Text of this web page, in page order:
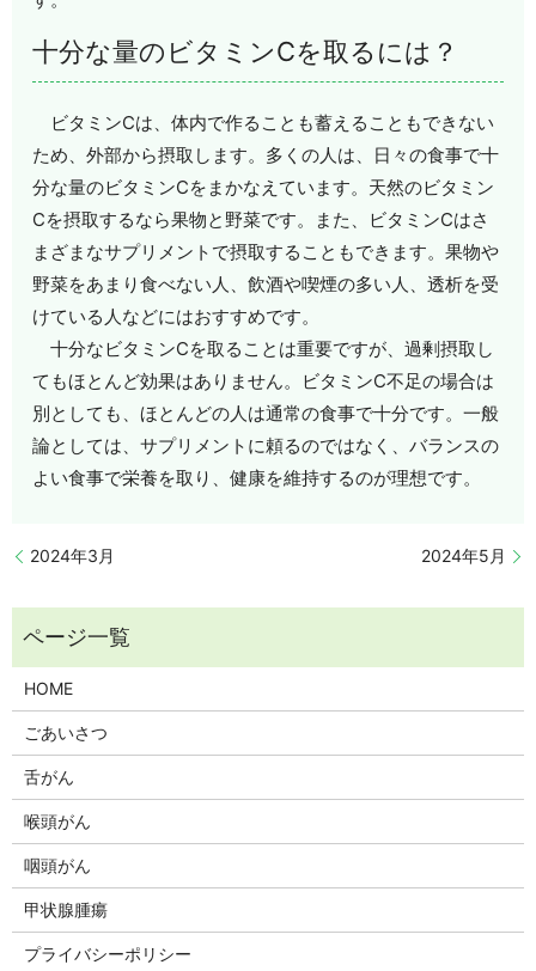
十分な量のビタミンCを取るには？
ビタミンCは、体内で作ることも蓄えることもできない
ため、外部から摂取します。多くの人は、日々の食事で十
分な量のビタミンCをまかなえています。天然のビタミン
Cを摂取するなら果物と野菜です。また、ビタミンCはさ
まざまなサプリメントで摂取することもできます。果物や
野菜をあまり食べない人、飲酒や喫煙の多い人、透析を受
けている人などにはおすすめです。
十分なビタミンCを取ることは重要ですが、過剰摂取し
てもほとんど効果はありません。ビタミンC不足の場合は
別としても、ほとんどの人は通常の食事で十分です。一般
論としては、サプリメントに頼るのではなく、バランスの
よい食事で栄養を取り、健康を維持するのが理想です。
2024年3月 2024年5月
HOME
ごあいさつ
舌がん
喉頭がん
咽頭がん
甲状腺腫瘍
プライバシーポリシー